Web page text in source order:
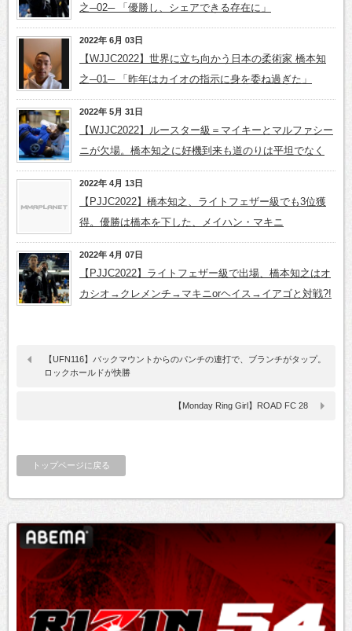
之─02─ 「優勝し、シェアできる存在に」
2022年 6月 03日
【WJJC2022】世界に立ち向かう日本の柔術家 橋本知
之─01─ 「昨年はカイオの指示に身を委ね過ぎた」
2022年 5月 31日
【WJJC2022】ルースター級＝マイキーとマルファシー
ニが欠場。橋本知之に好機到来も道のりは平坦でなく
2022年 4月 13日
【PJJC2022】橋本知之、ライトフェザー級でも3位獲
得。優勝は橋本を下した、メイハン・マキニ
2022年 4月 07日
【PJJC2022】ライトフェザー級で出場、橋本知之はオ
カシオ→クレメンチ→マキニorヘイス→イアゴと対戦?!
【UFN116】バックマウントからのパンチの連打で、ブランチがタップ。
ロックホールドが快勝
【Monday Ring Girl】ROAD FC 28
トップページに戻る